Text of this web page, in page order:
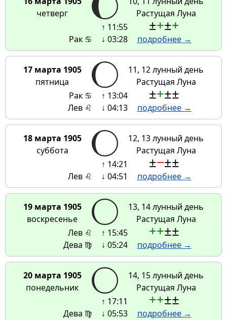
четверг
Растущая Луна
Рак ♋
↑ 11:55
↓ 03:28
±+±+
подробнее →
17 марта 1905
пятница
11, 12 лунный день
Растущая Луна
Рак ♋
Лев ♌
↑ 13:04
↓ 04:13
±+±±
подробнее →
18 марта 1905
суббота
12, 13 лунный день
Растущая Луна
Лев ♌
↑ 14:21
↓ 04:51
±−±±
подробнее →
19 марта 1905
воскресенье
13, 14 лунный день
Растущая Луна
Лев ♌
Дева ♍
↑ 15:45
↓ 05:24
++±±
подробнее →
20 марта 1905
понедельник
14, 15 лунный день
Растущая Луна
Дева ♍
↑ 17:11
↓ 05:53
++±±
подробнее →